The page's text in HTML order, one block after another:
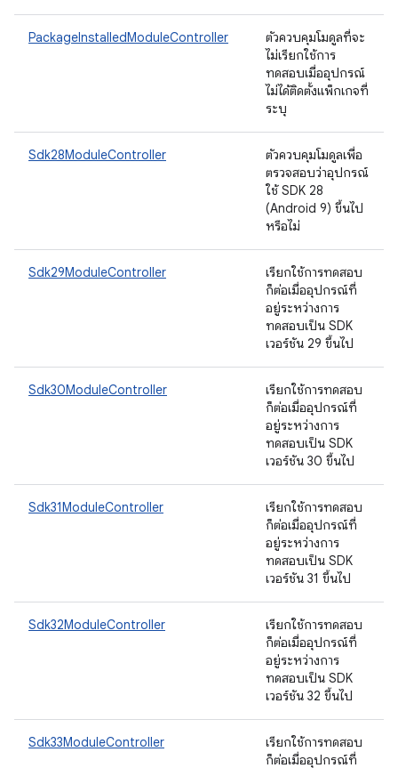
PackageInstalledModuleController
ตัวควบคุมโมดูลที่จะ
ไม่เรียกใช้การ
ทดสอบเมื่ออุปกรณ์
ไม่ได้ติดตั้งแพ็กเกจที่
ระบุ
Sdk28ModuleController
ตัวควบคุมโมดูลเพื่อ
ตรวจสอบว่าอุปกรณ์
ใช้ SDK 28
(Android 9) ขึ้นไป
หรือไม่
Sdk29ModuleController
เรียกใช้การทดสอบ
ก็ต่อเมื่ออุปกรณ์ที่
อยู่ระหว่างการ
ทดสอบเป็น SDK
เวอร์ชัน 29 ขึ้นไป
Sdk30ModuleController
เรียกใช้การทดสอบ
ก็ต่อเมื่ออุปกรณ์ที่
อยู่ระหว่างการ
ทดสอบเป็น SDK
เวอร์ชัน 30 ขึ้นไป
Sdk31ModuleController
เรียกใช้การทดสอบ
ก็ต่อเมื่ออุปกรณ์ที่
อยู่ระหว่างการ
ทดสอบเป็น SDK
เวอร์ชัน 31 ขึ้นไป
Sdk32ModuleController
เรียกใช้การทดสอบ
ก็ต่อเมื่ออุปกรณ์ที่
อยู่ระหว่างการ
ทดสอบเป็น SDK
เวอร์ชัน 32 ขึ้นไป
Sdk33ModuleController
เรียกใช้การทดสอบ
ก็ต่อเมื่ออุปกรณ์ที่